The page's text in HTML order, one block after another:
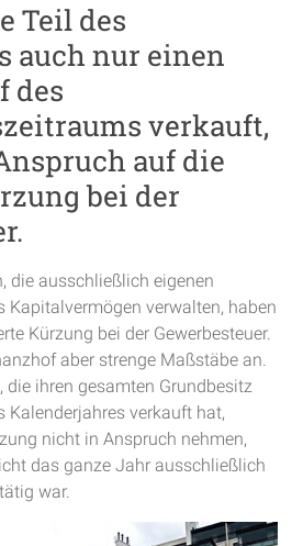
Teil des
auch nur einen
des
verkauft,
auf die
bei der
die ausschließlich eigenen
Kapitalvermögen verwalten, haben
Kürzung bei der Gewerbesteuer.
aber strenge Maßstäbe an.
die ihren gesamten Grundbesitz
Kalenderjahres verkauft hat,
nicht in Anspruch nehmen,
das ganze Jahr ausschließlich
war.